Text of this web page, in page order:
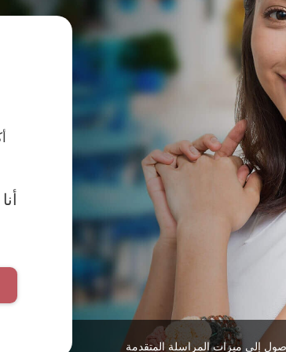
أنا
إلى ميزات المراسلة المتقدمة